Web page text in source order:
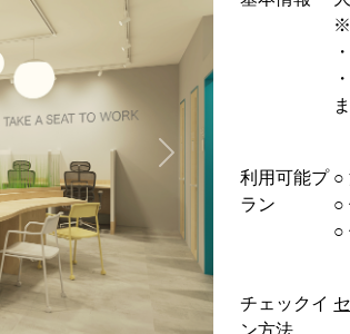
※
利用可能プ
ラン
○︎
○︎
○︎
チェックイ
ン方法